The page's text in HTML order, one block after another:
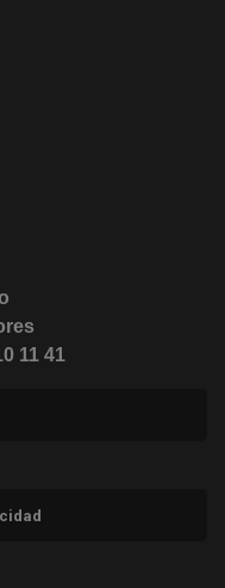
en ventana nueva)
en ventana nueva)
en ventana nueva)
11 41